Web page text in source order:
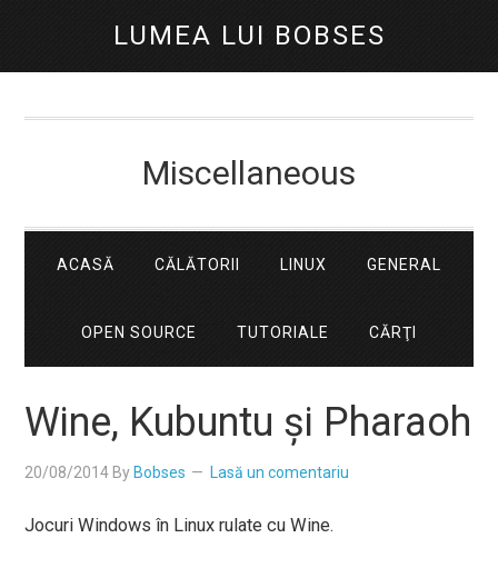
LUMEA LUI BOBSES
Miscellaneous
ACASĂ CĂLĂTORII LINUX GENERAL
OPEN SOURCE TUTORIALE CĂRŢI
Wine, Kubuntu şi Pharaoh
20/08/2014 By Bobses Lasă un comentariu
Jocuri Windows în Linux rulate cu Wine.